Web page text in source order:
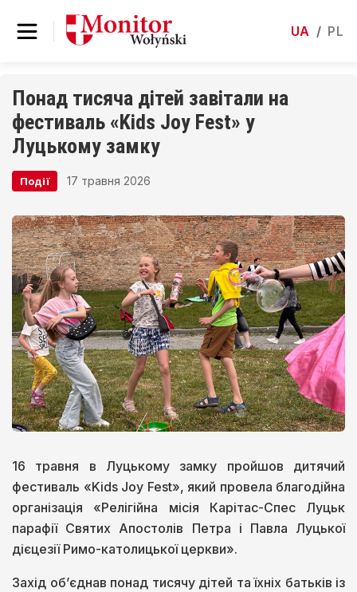
UA / PL
Понад тисяча дітей завітали на
фестиваль «Kids Joy Fest» у
Луцькому замку
Події 17 травня 2026
16 травня в Луцькому замку пройшов дитячий
фестиваль «Kids Joy Fest», який провела благодійна
організація «Релігійна місія Карітас-Спес Луцьк
парафії Святих Апостолів Петра і Павла Луцької
дієцезії Римо-католицької церкви».
Захід об’єднав понад тисячу дітей та їхніх батьків із